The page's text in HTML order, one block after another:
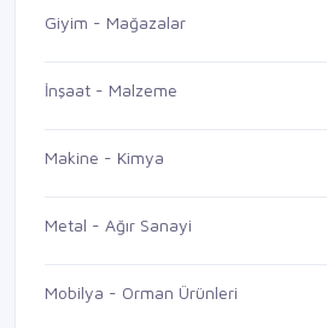
Giyim - Mağazalar
İnşaat - Malzeme
Makine - Kimya
Metal - Ağır Sanayi
Mobilya - Orman Ürünleri